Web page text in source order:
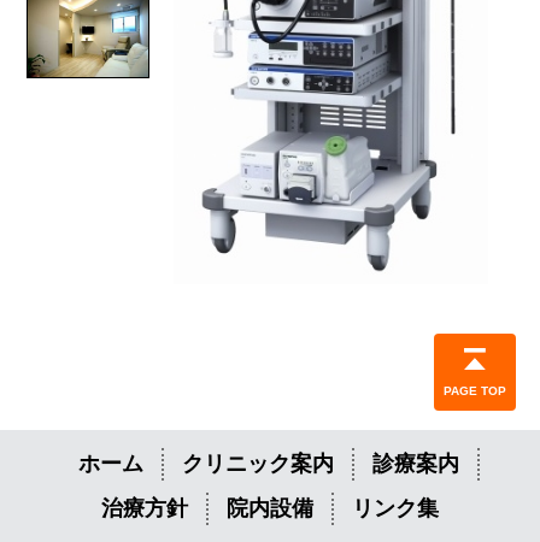
ホーム クリニック案内
診療案内
治療方針
院内設備 リンク集
PAGE TOP